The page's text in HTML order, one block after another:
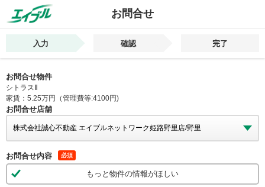
お問合せ
入力 確認 完了
お問合せ物件
シトラスⅡ
家賃：5.25万円（管理費等:4100円)
お問合せ店舗
お問合せ内容 必須
もっと物件の情報がほしい